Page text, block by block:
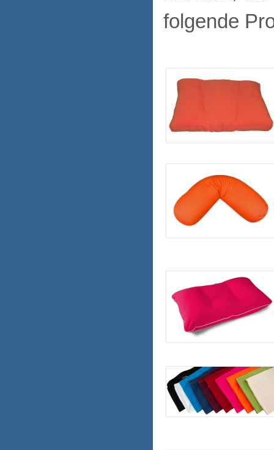
folgende